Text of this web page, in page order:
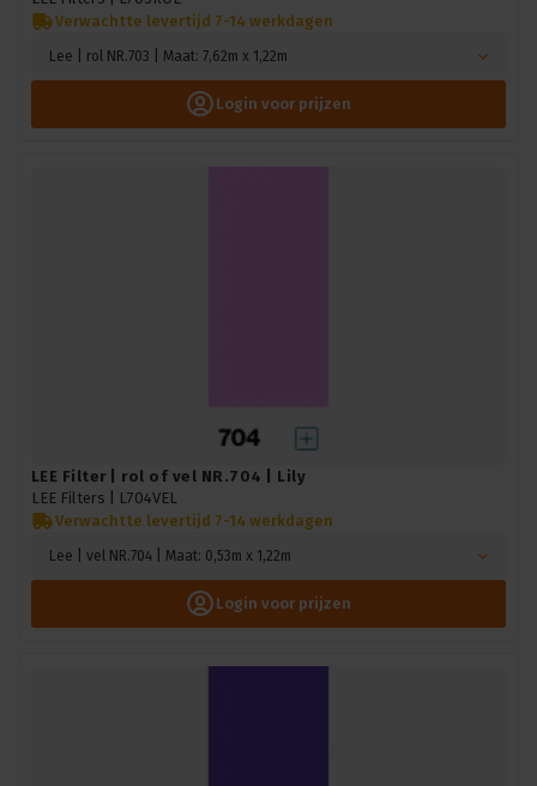
Verwachtte levertijd 7-14 werkdagen
Lee | rol NR.703 | Maat: 7,62m x 1,22m
Login voor prijzen
LEE Filter | rol of vel NR.704 | Lily
LEE Filters |
L704VEL
Verwachtte levertijd 7-14 werkdagen
Lee | vel NR.704 | Maat: 0,53m x 1,22m
Login voor prijzen